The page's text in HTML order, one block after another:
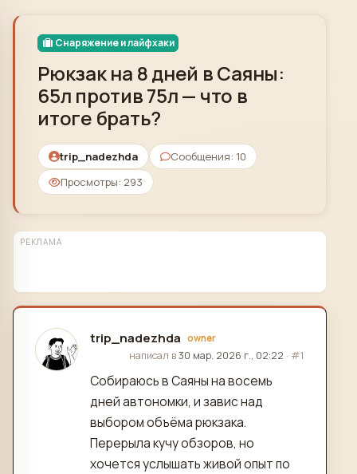
Снаряжение и лайфхаки
Рюкзак на 8 дней в Саяны:
65л против 75л — что в
итоге брать?
trip_nadezhda
Сообщения: 10
Просмотры: 293
РЕКЛАМА
trip_nadezhda owner
отредактировано
написал в30 мар. 2026 г., 02:22 · #1
Собираюсь в Саяны на восемь
дней автономки, и завис над
выбором объёма рюкзака.
Перерыла кучу обзоров, но
хочется услышать живой опыт по